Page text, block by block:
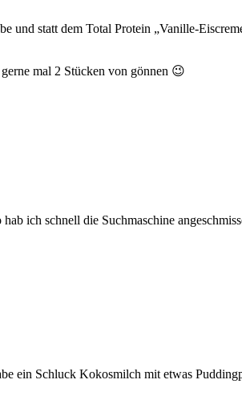
statt dem Total Protein „Vanille-
mal 2 Stücken von gönnen 😉
ich schnell die Suchmaschine
ein Schluck Kokosmilch mit etwas